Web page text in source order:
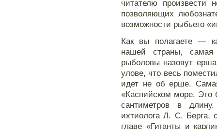
читателю произвести
позволяющих
возможности рыбьего
Как вы полагаете —
нашей страны, самая
рыболовы назовут
улове, что весь
идет не об ерше.
«Каспийском море. Это
сантиметров в
ихтиолога Л. С. Берга,
главе «Гиганты и